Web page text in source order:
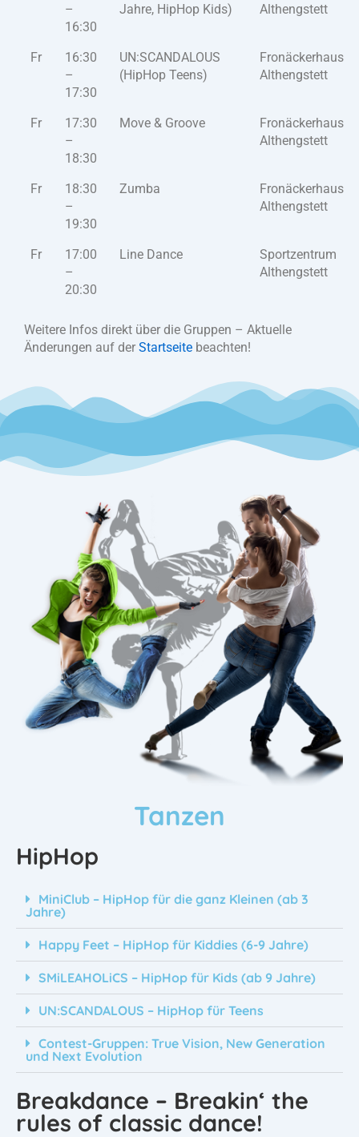
–
16:30
Jahre, HipHop Kids)
Althengstett
Fr
16:30
–
17:30
UN:SCANDALOUS
(HipHop Teens)
Fronäckerhaus
Althengstett
Fr
17:30
–
18:30
Move & Groove
Fronäckerhaus
Althengstett
Fr
18:30
–
19:30
Zumba
Fronäckerhaus
Althengstett
Fr
17:00
–
20:30
Line Dance
Sportzentrum
Althengstett
Weitere Infos direkt über die Gruppen – Aktuelle
Änderungen auf der Startseite beachten!
Tanzen
HipHop
MiniClub – HipHop für die ganz Kleinen (ab 3
Jahre)
Happy Feet – HipHop für Kiddies (6-9 Jahre)
SMiLEAHOLiCS – HipHop für Kids (ab 9 Jahre)
UN:SCANDALOUS – HipHop für Teens
Contest-Gruppen: True Vision, New Generation
und Next Evolution
Breakdance – Breakin‘ the
rules of classic dance!